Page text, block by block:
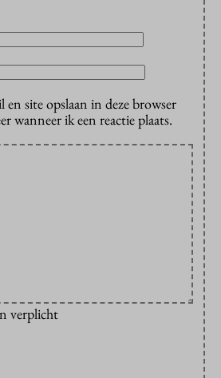
site opslaan in deze browser
wanneer ik een reactie plaats.
verplicht